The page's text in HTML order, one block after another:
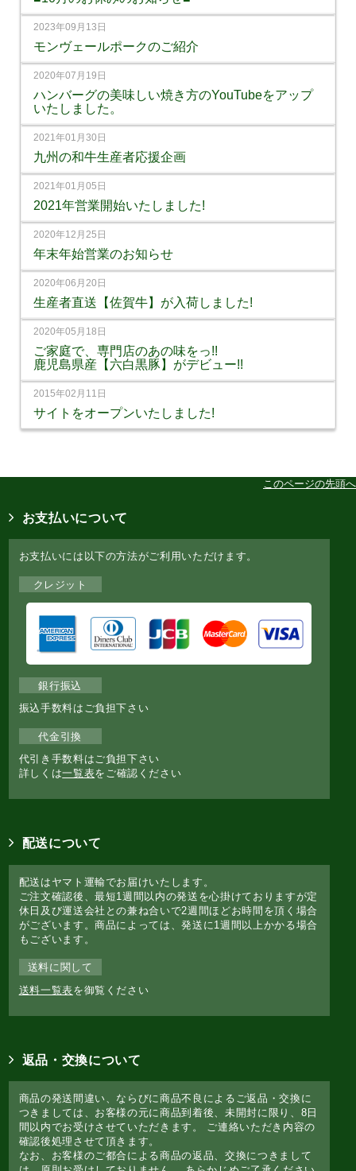
2023年09月13日
モンヴェールポークのご紹介
2020年07月19日
ハンバーグの美味しい焼き方のYouTubeをアップ
いたしました。
2021年01月30日
九州の和牛生産者応援企画
2021年01月05日
2021年営業開始いたしました!
2020年12月25日
年末年始営業のお知らせ
2020年06月20日
生産者直送【佐賀牛】が入荷しました!
2020年05月18日
ご家庭で、専門店のあの味をっ!!
鹿児島県産【六白黒豚】がデビュー!!
2015年02月11日
サイトをオープンいたしました!
このページの先頭へ
お支払いについて
お支払いには以下の方法がご利用いただけます。
クレジット
銀行振込
振込手数料はご負担下さい
代金引換
代引き手数料はご負担下さい
詳しくは一覧表をご確認ください
配送について
配送はヤマト運輸でお届けいたします。
ご注文確認後、最短1週間以内の発送を心掛けておりますが定
休日及び運送会社との兼ね合いで2週間ほどお時間を頂く場合
がございます。商品によっては、発送に1週間以上かかる場合
もございます。
送料に関して
送料一覧表を御覧ください
返品・交換について
商品の発送間違い、ならびに商品不良によるご返品・交換に
つきましては、お客様の元に商品到着後、未開封に限り、8日
間以内でお受けさせていただきます。 ご連絡いただき内容の
確認後処理させて頂きます。
なお、お客様のご都合による商品の返品、交換につきまして